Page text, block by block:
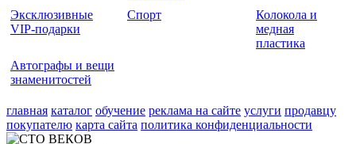
Эксклюзивные
VIP-подарки
Спорт
Колокола и
медная
пластика
Автографы и вещи
знаменитостей
главная каталог обучение реклама на сайте услуги продавцу
покупателю карта сайта политика конфиденциальности